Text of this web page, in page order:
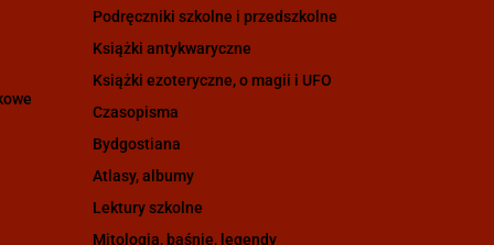
Podręczniki szkolne i przedszkolne
Książki antykwaryczne
Książki ezoteryczne, o magii i UFO
Czasopisma
Bydgostiana
Atlasy, albumy
Lektury szkolne
Mitologia, baśnie, legendy